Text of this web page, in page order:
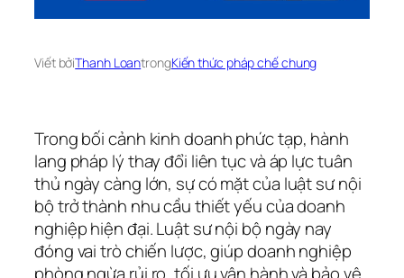
Viết bởiThanh LoantrongKiến thức pháp chế chung
Trong bối cảnh kinh doanh phức tạp, hành
lang pháp lý thay đổi liên tục và áp lực tuân
thủ ngày càng lớn, sự có mặt của luật sư nội
bộ trở thành nhu cầu thiết yếu của doanh
nghiệp hiện đại. Luật sư nội bộ ngày nay
đóng vai trò chiến lược, giúp doanh nghiệp